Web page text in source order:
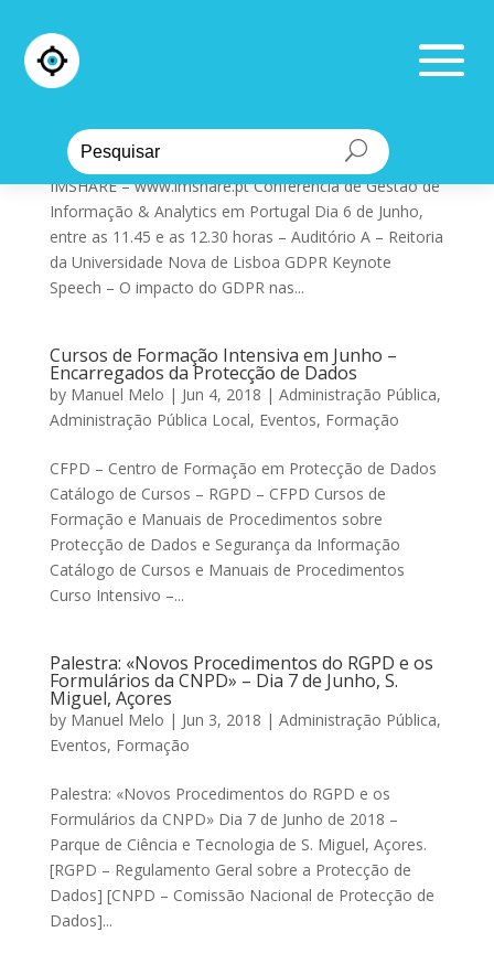
IMSHARE 2018 – GDPR Keynote Speech – O
impacto do GDPR nas organizações
Eventos
IMSHARE – www.imshare.pt Conferência de Gestão de
Informação & Analytics em Portugal Dia 6 de Junho,
entre as 11.45 e as 12.30 horas – Auditório A – Reitoria
da Universidade Nova de Lisboa GDPR Keynote
Speech – O impacto do GDPR nas...
Cursos de Formação Intensiva em Junho –
Encarregados da Protecção de Dados
by Manuel Melo | Jun 4, 2018 | Administração Pública,
Administração Pública Local, Eventos, Formação
CFPD – Centro de Formação em Protecção de Dados
Catálogo de Cursos – RGPD – CFPD Cursos de
Formação e Manuais de Procedimentos sobre
Protecção de Dados e Segurança da Informação
Catálogo de Cursos e Manuais de Procedimentos
Curso Intensivo –...
Palestra: «Novos Procedimentos do RGPD e os
Formulários da CNPD» – Dia 7 de Junho, S.
Miguel, Açores
by Manuel Melo | Jun 3, 2018 | Administração Pública,
Eventos, Formação
Palestra: «Novos Procedimentos do RGPD e os
Formulários da CNPD» Dia 7 de Junho de 2018 –
Parque de Ciência e Tecnologia de S. Miguel, Açores.
[RGPD – Regulamento Geral sobre a Protecção de
Dados] [CNPD – Comissão Nacional de Protecção de
Dados]...